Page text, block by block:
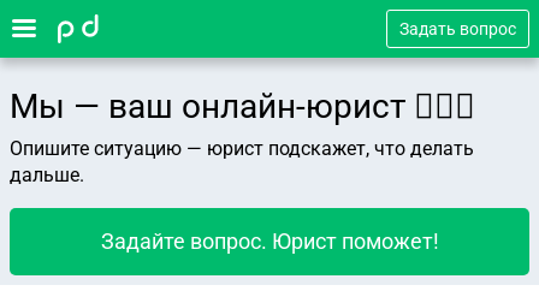
Задать вопрос
Мы — ваш онлайн-юрист 👨🏻‍⚖️
Опишите ситуацию — юрист подскажет, что делать
дальше.
Задайте вопрос. Юрист поможет!